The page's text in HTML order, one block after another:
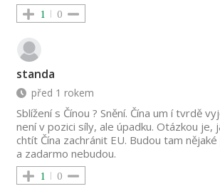
1 0
standa
před 1 rokem
Sblížení s Čínou ? Snění. Čína um í tvrdě
není v pozici síly, ale úpadku. Otázkou je,
chtít Čína zachránit EU. Budou tam
a zadarmo nebudou.
1 0